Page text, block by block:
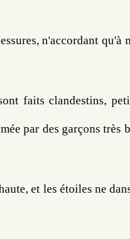
n'accordant qu'à
faits clandestins,
par des garçons très
et les étoiles ne